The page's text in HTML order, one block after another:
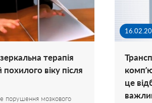
терапія
віку після
порушення мозкового
це